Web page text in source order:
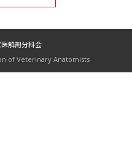
解剖分科会
of Veterinary Anatomists